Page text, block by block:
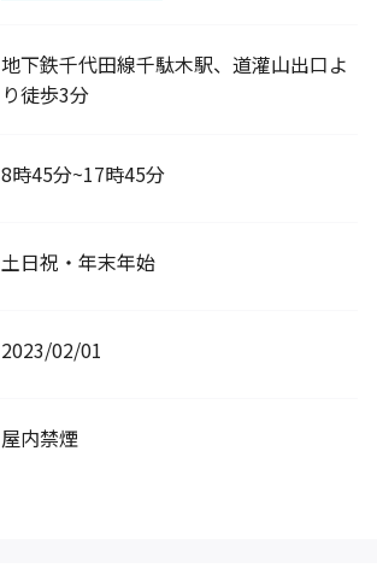
地下鉄千代田線千駄木駅、道灌山出口よ
り徒歩3分
8時45分~17時45分
土日祝・年末年始
2023/02/01
屋内禁煙